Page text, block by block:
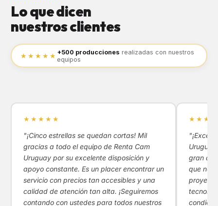
Lo que dicen
nuestros clientes
★★★★★ +500 producciones realizadas con nuestros
equipos
★★★★★
"¡Cinco estrellas se quedan cortas! Mil
gracias a todo el equipo de Renta Cam
Uruguay por su excelente disposición y
apoyo constante. Es un placer encontrar un
servicio con precios tan accesibles y una
calidad de atención tan alta. ¡Seguiremos
contando con ustedes para todos nuestros
gran
que nos